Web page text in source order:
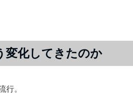
変化してきたのか
行。